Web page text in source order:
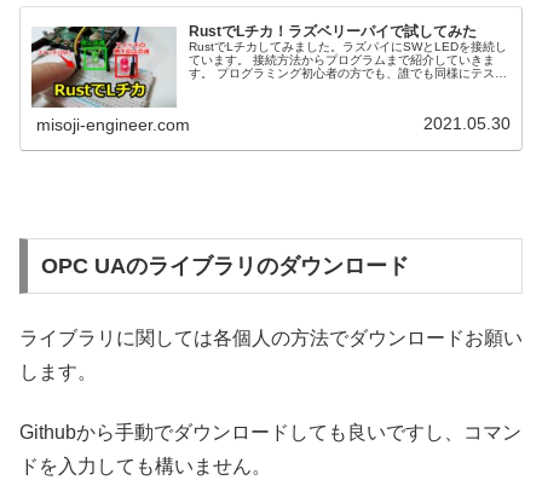
RustでLチカ！ラズベリーパイで試してみた
RustでLチカしてみました。ラズパイにSWとLEDを接続し
ています。 接続方法からプログラムまで紹介していきま
す。 プログラミング初心者の方でも、誰でも同様にテスト
misoji-engineer.com 2021.05.30
OPC UAのライブラリのダウンロード
ライブラリに関しては各個人の方法でダウンロードお願い
します。
Githubから手動でダウンロードしても良いですし、コマン
ドを入力しても構いません。